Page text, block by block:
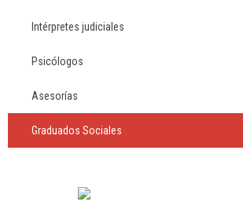
Intérpretes judiciales
Psicólogos
Asesorías
Graduados Sociales